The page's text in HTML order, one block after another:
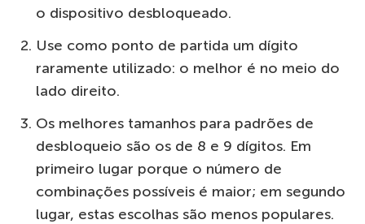
o dispositivo desbloqueado.
Use como ponto de partida um dígito
raramente utilizado: o melhor é no meio do
lado direito.
Os melhores tamanhos para padrões de
desbloqueio são os de 8 e 9 dígitos. Em
primeiro lugar porque o número de
combinações possíveis é maior; em segundo
lugar, estas escolhas são menos populares.